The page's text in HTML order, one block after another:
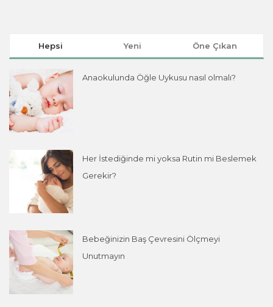
Hepsi Yeni Öne Çıkan
Anaokulunda Öğle Uykusu nasıl olmalı?
Her İstediğinde mi yoksa Rutin mi Beslemek
Gerekir?
Bebeğinizin Baş Çevresini Ölçmeyi
Unutmayın